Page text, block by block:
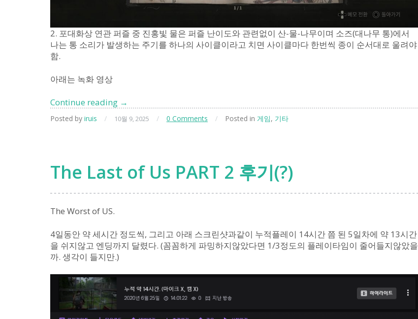
2. 포대화상 연관 퍼즐 중 진홍빛 물은 퍼즐 난이도와 관련없이 산-물-나무이며 소즈(대나무 통)에서
나는 통 소리가 발생하는 주기를 하나의 사이클이라고 치면 사이클마다 한번씩 종이 순서대로 울려야
함.
아래는 녹화 영상
Continue reading 사
런
팁
→
Posted by iruis / 10월 9, 2025 / 0 Comments / Posted in 게임, 기타
The Last of Us PART 2 후기(?)
The Worst of US.
4일동안 약 세시간 정도씩, 그리고 아래 스크린샷과같이 누적플레이 14시간 쯤 된 5일차에 약 13시간
을 쉬지않고 엔딩까지 달렸다. (꼼꼼하게 파밍하지않았다면 1/3정도의 플레이타임이 줄어들지않았을
까. 생각이 들지만.)